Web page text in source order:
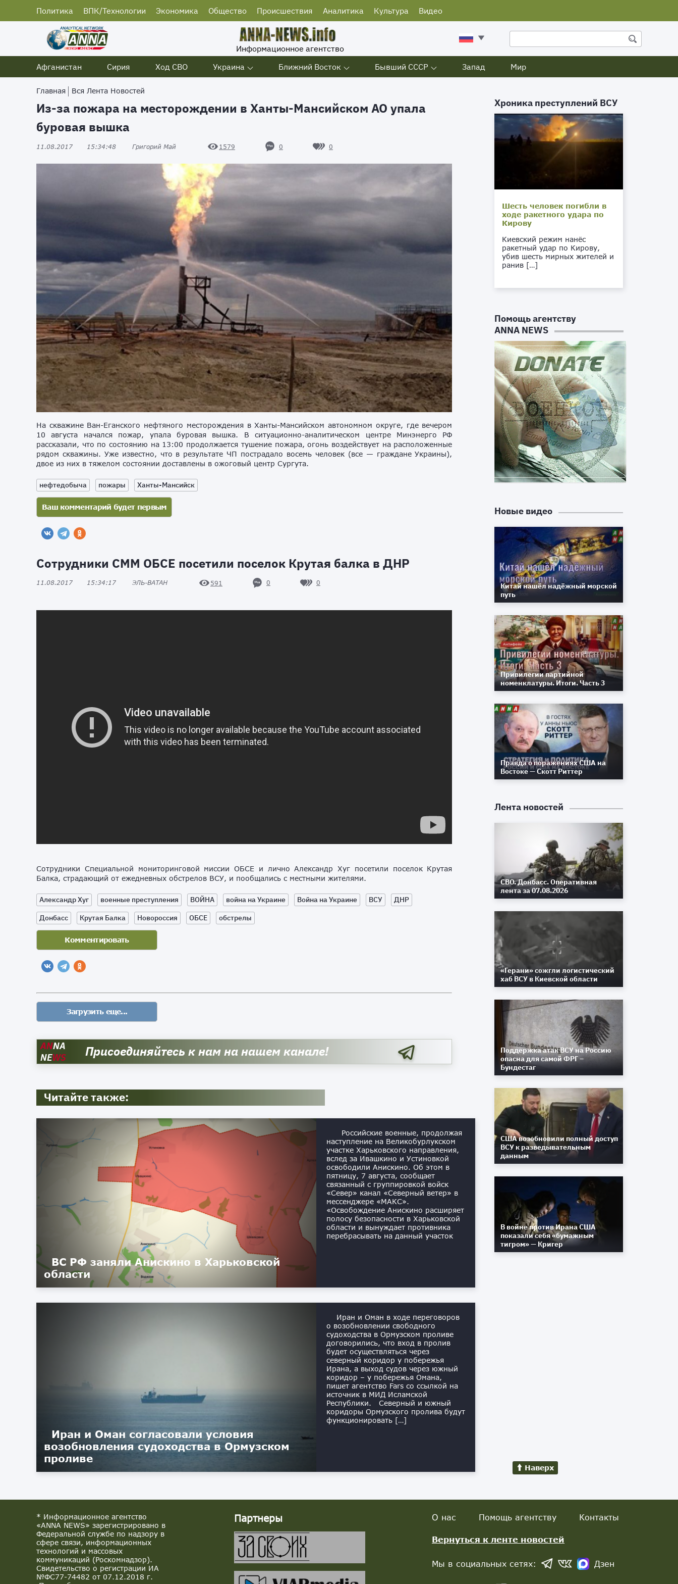
Политика ВПК/Технологии Экономика Общество Происшествия Аналитика Культура Видео
Информационное агентство
Афганистан
Сирия Ход СВО Украина Ближний Восток Бывший СССР Запад Мир
Главная Вся Лента Новостей
Из-за пожара на месторождении в Ханты-Мансийском АО упала
буровая вышка
11.08.2017 15:34:48 Григорий Май 1579 0 0
На скважине Ван-Еганского нефтяного месторождения в Ханты-Мансийском автономном округе, где вечером
10 августа начался пожар, упала буровая вышка. В ситуационно-аналитическом центре Минэнерго РФ
рассказали, что по состоянию на 13:00 продолжается тушение пожара, огонь воздействует на расположенные
рядом скважины. Уже известно, что в результате ЧП пострадало восемь человек (все — граждане Украины),
двое из них в тяжелом состоянии доставлены в ожоговый центр Сургута.
нефтедобыча пожары Ханты-Мансийск
Сотрудники СММ ОБСЕ посетили поселок Крутая балка в ДНР
11.08.2017 15:34:17 ЭЛЬ-ВАТАН 591 0 0
Сотрудники Специальной мониторинговой миссии ОБСЕ и лично Александр Хуг посетили поселок Крутая
Балка, страдающий от ежедневных обстрелов ВСУ, и пообщались с местными жителями.
Александр Хуг военные преступления ВОЙНА война на Украине Война на Украине ВСУ
ДНР
Донбасс
Крутая Балка Новороссия ОБСЕ обстрелы
ANNA
NEWS Присоединяйтесь к нам на нашем канале!
Читайте также:
ВС РФ заняли Анискино в Харьковской
области
Российские военные, продолжая
наступление на Великобурлукском
участке Харьковского направления,
вслед за Ивашкино и Устиновкой
освободили Анискино. Об этом в
пятницу, 7 августа, сообщает
связанный с группировкой войск
«Север» канал «Северный ветер» в
мессенджере «МАКС».
«Освобождение Анискино расширяет
полосу безопасности в Харьковской
области и вынуждает противника
перебрасывать на данный участок
Иран и Оман согласовали условия
возобновления судоходства в Ормузском
проливе
Иран и Оман в ходе переговоров
о возобновлении свободного
судоходства в Ормузском проливе
договорились, что вход в пролив
будет осуществляться через
северный коридор у побережья
Ирана, а выход судов через южный
коридор – у побережья Омана,
пишет агентство Fars со ссылкой на
источник в МИД Исламской
Республики. Северный и южный
коридоры Ормузского пролива будут
функционировать […]
Хроника преступлений ВСУ
Шесть человек погибли в
ходе ракетного удара по
Кирову
Киевский режим нанёс
ракетный удар по Кирову,
убив шесть мирных жителей и
ранив […]
Помощь агентству
ANNA NEWS
Новые видео
Китай нашёл надёжный морской
путь
Привилегии партийной
номенклатуры. Итоги. Часть 3
Правда о поражениях США на
Востоке — Скотт Риттер
Лента новостей
СВО. Донбасс. Оперативная
лента за 07.08.2026
«Герани» сожгли логистический
хаб ВСУ в Киевской области
Поддержка атак ВСУ на Россию
опасна для самой ФРГ –
Бундестаг
США возобновили полный доступ
ВСУ к разведывательным
данным
В войне против Ирана США
показали себя «бумажным
тигром» — Кригер
Наверх
* Информационное агентство
«ANNA NEWS» зарегистрировано в
Федеральной службе по надзору в
сфере связи, информационных
технологий и массовых
коммуникаций (Роскомнадзор).
Свидетельство о регистрации ИА
№ФС77-74482 от 07.12.2018 г.
Партнеры О нас Помощь агентству Контакты
Вернуться к ленте новостей
Мы в социальных сетях: Дзен